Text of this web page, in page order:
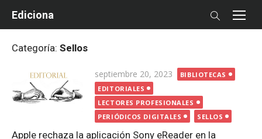
Ediciona
Categoría: Sellos
Posted
on
septiembre 20, 2023
BIBLIOTECAS
EDITORIALES
LECTORES PROFESIONALES
PERIÓDICOS DIGITALES
SELLOS
Apple rechaza la aplicación Sony eReader en la